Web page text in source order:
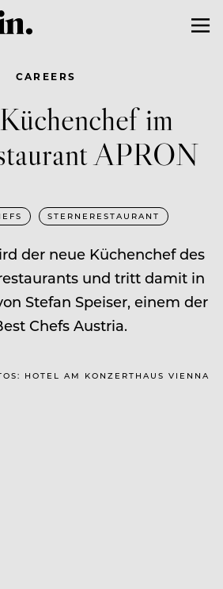
CAREERS
im
APRON
STERNERESTAURANT
der neue Küchenchef des
und tritt damit in
Stefan Speiser, einem der
Chefs Austria.
HOTEL AM KONZERTHAUS VIENNA